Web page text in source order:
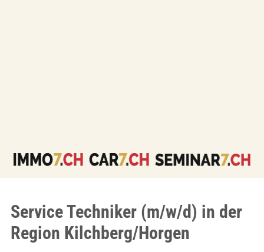
Service Techniker (m/w/d) in der
Region Kilchberg/Horgen